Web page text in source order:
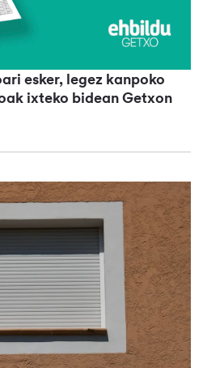
esker, legez kanpoko
ixteko bidean Getxon